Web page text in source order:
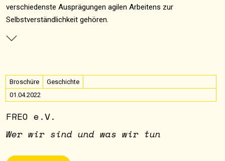
verschiedenste Ausprägungen agilen Arbeitens zur
Selbstverständlichkeit gehören.
Broschüre
Geschichte
01.04.2022
FREO e.V.
Wer wir sind und was wir tun